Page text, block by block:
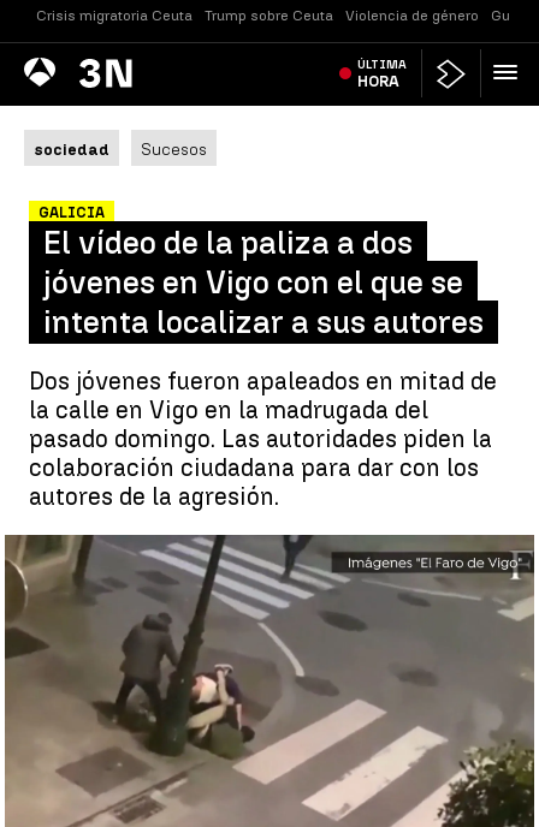
Crisis migratoria Ceuta Trump sobre Ceuta Violencia de género
Antena
3 Noticias ÚLTIMA
HORA
sociedad Sucesos
GALICIA
El vídeo de la paliza a dos
jóvenes en Vigo con el que se
intenta localizar a sus autores
Dos jóvenes fueron apaleados en mitad de
la calle en Vigo en la madrugada del
pasado domingo. Las autoridades piden la
colaboración ciudadana para dar con los
autores de la agresión.
Se busca a los autores de una paliza a dos jóvenes en Vigo |El
Faro de Vigo
Antena 3 Noticias
Publicado:31 de enero de 2022, 19:25